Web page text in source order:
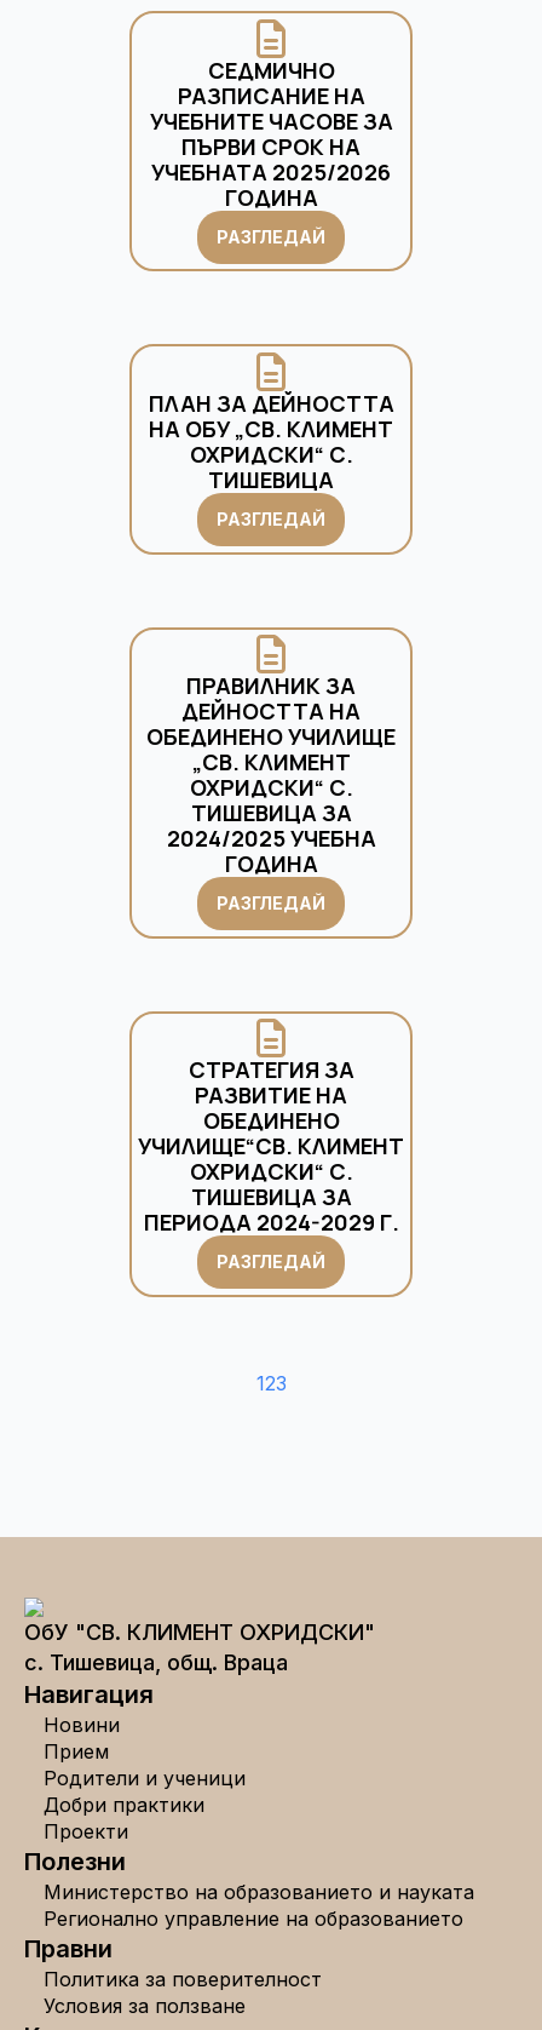
СЕДМИЧНО
РАЗПИСАНИЕ НА
УЧЕБНИТЕ ЧАСОВЕ ЗА
ПЪРВИ СРОК НА
УЧЕБНАТА 2025/2026
ГОДИНА
РАЗГЛЕДАЙ
ПЛАН ЗА ДЕЙНОСТТА
НА ОБУ „СВ. КЛИМЕНТ
ОХРИДСКИ“ С.
ТИШЕВИЦА
РАЗГЛЕДАЙ
ПРАВИЛНИК ЗА
ДЕЙНОСТТА НА
ОБЕДИНЕНО УЧИЛИЩЕ
„СВ. КЛИМЕНТ
ОХРИДСКИ“ С.
ТИШЕВИЦА ЗА
2024/2025 УЧЕБНА
ГОДИНА
РАЗГЛЕДАЙ
СТРАТЕГИЯ ЗА
РАЗВИТИЕ НА
ОБЕДИНЕНО
УЧИЛИЩЕ“СВ. КЛИМЕНТ
ОХРИДСКИ“ С.
ТИШЕВИЦА ЗА
ПЕРИОДА 2024-2029 Г.
РАЗГЛЕДАЙ
123
ОбУ "СВ. КЛИМЕНТ ОХРИДСКИ"
с. Тишевица, общ. Враца
Навигация
Новини
Прием
Родители и ученици
Добри практики
Проекти
Полезни
Министерство на образованието и науката
Регионално управление на образованието
Правни
Политика за поверителност
Условия за ползване